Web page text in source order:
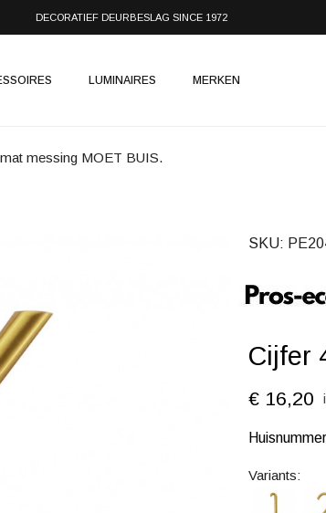
DECORATIEF DEURBESLAG SINCE 1972
LUMINAIRES MERKEN
messing MOET BUIS.
SKU
Cijfer
€ 16,20
Variants: